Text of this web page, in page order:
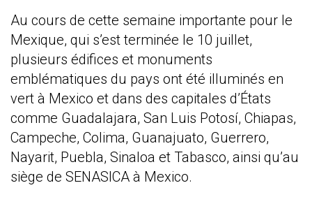
Au cours de cette semaine importante pour le
Mexique, qui s’est terminée le 10 juillet,
plusieurs édifices et monuments
emblématiques du pays ont été illuminés en
vert à Mexico et dans des capitales d’États
comme Guadalajara, San Luis Potosí, Chiapas,
Campeche, Colima, Guanajuato, Guerrero,
Nayarit, Puebla, Sinaloa et Tabasco, ainsi qu’au
siège de SENASICA à Mexico.